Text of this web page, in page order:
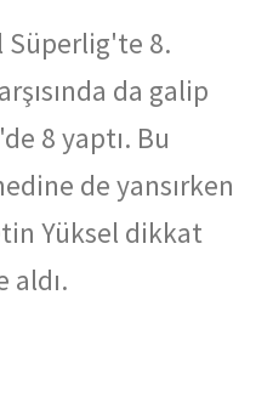
Süperlig'te 8.
da galip
8 yaptı. Bu
de yansırken
Yüksel dikkat
aldı.